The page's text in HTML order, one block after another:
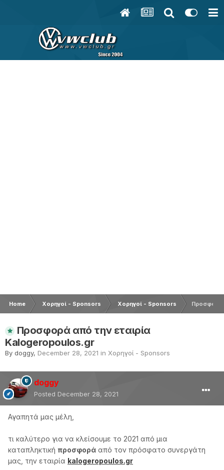
Home Χορηγοί - Sponsors Χορηγοί - Sponsors Προσφορά
Προσφορά από την εταιρία
Kalogeropoulos.gr
By doggy, December 28, 2021 in Χορηγοί - Sponsors
doggy
Posted December 28, 2021
Αγαπητά μας μέλη,
τι καλύτερο για να κλείσουμε το 2021 από μια
καταπληκτική προσφορά από τον πρόσφατο συνεργάτη
μας, την εταιρία kalogeropoulos.gr